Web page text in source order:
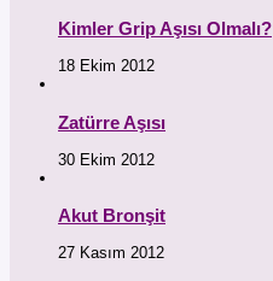
Kimler Grip Aşısı Olmalı?
18 Ekim 2012
Zatürre Aşısı
30 Ekim 2012
Akut Bronşit
27 Kasım 2012